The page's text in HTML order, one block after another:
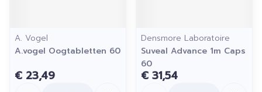
A. Vogel
A.vogel Oogtabletten 60
€ 23,49
Densmore Laboratoire
Suveal Advance 1m Caps
60
€ 31,54